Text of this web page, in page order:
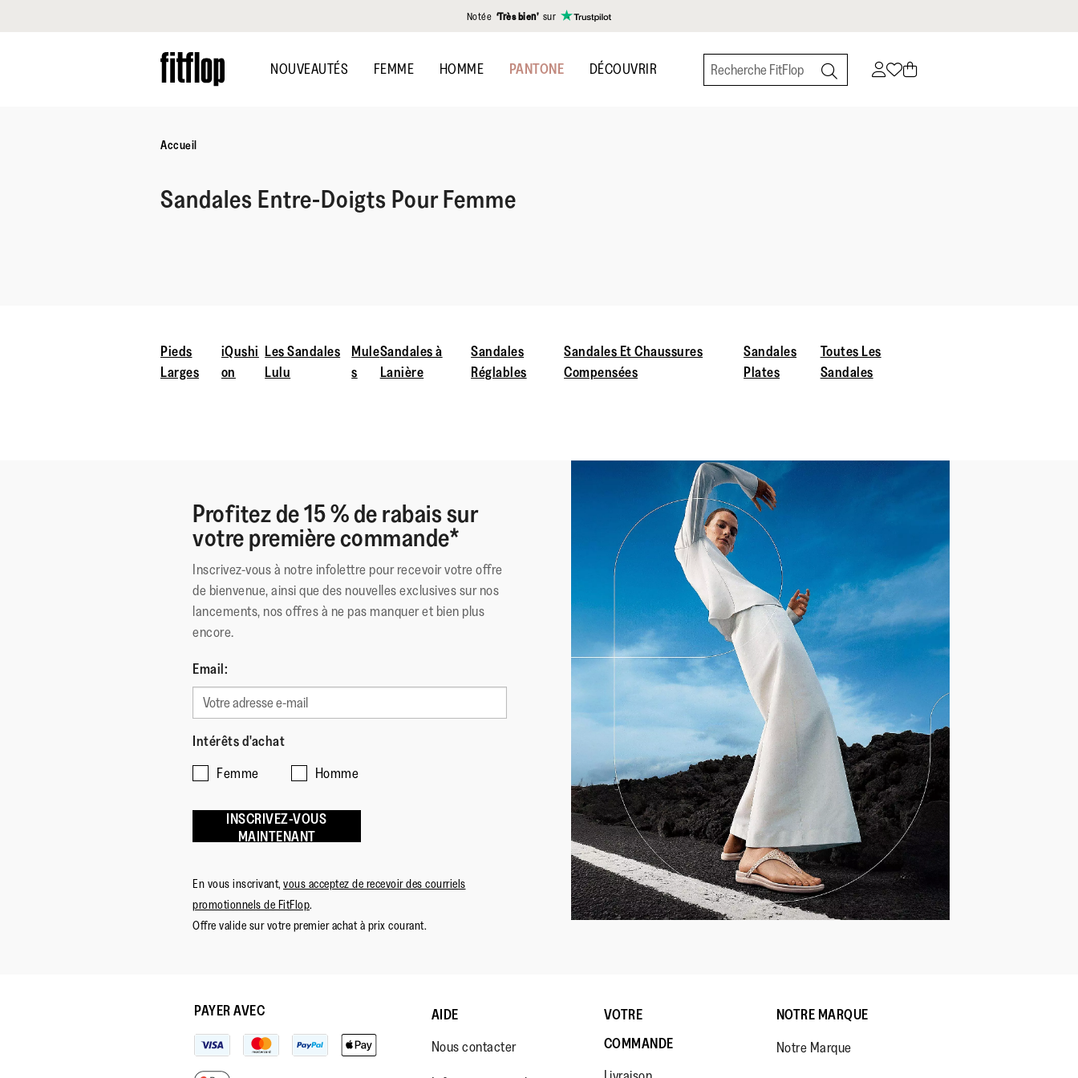
Notée ‘Très bien’ sur
to
main
NOUVEAUTÉS FEMME HOMME PANTONE DÉCOUVRIR
Accueil
Sandales Entre-Doigts Pour Femme
Pieds
Larges
iQushi
on
Les Sandales
Lulu
Mule
s
Sandales à
Lanière
Sandales
Réglables
Sandales Et Chaussures
Compensées
Sandales
Plates
Toutes Les
Sandales
Profitez de 15 % de rabais sur
votre première commande*
Inscrivez-vous à notre infolettre pour recevoir votre offre
de bienvenue, ainsi que des nouvelles exclusives sur nos
lancements, nos offres à ne pas manquer et bien plus
encore.
Email:
Intérêts d'achat
Femme
Homme
INSCRIVEZ-VOUS
MAINTENANT
En vous inscrivant, vous acceptez de recevoir des courriels
promotionnels de FitFlop.
Offre valide sur votre premier achat à prix courant.
PAYER AVEC
AIDE
Nous contacter
VOTRE
COMMANDE
NOTRE MARQUE
Notre Marque